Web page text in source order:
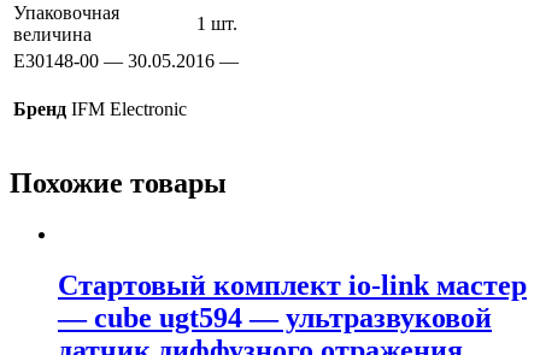
Упаковочная
величина
1 шт.
E30148-00 — 30.05.2016 —
Бренд IFM Electronic
Похожие товары
Стартовый комплект io-link мастер
— cube ugt594 — ультразвуковой